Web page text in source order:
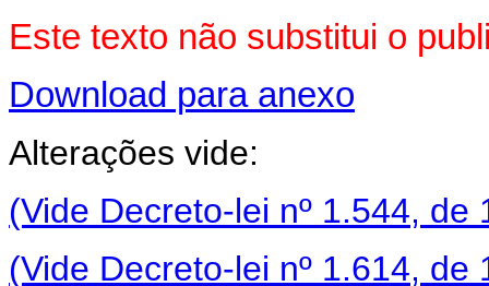
Este texto não substitui o
Download para anexo
Alterações vide:
(Vide Decreto-lei nº 1.544, de
(Vide Decreto-lei nº 1.614, de